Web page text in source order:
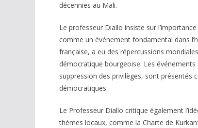
décennies au Mali.
Le professeur Diallo insiste sur
comme un événement fondamental dans
française, a eu des répercussions
démocratique bourgeoise. Les
suppression des privilèges, sont
démocratiques.
Le Professeur Diallo critique également
thèmes locaux, comme la Charte de